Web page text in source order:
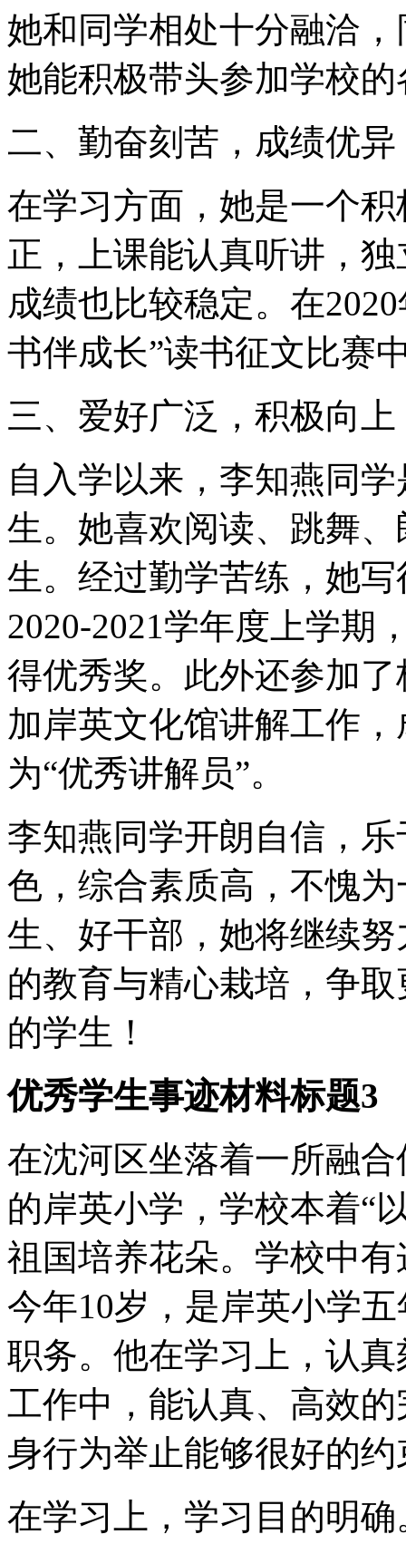
她和同学相处十分融洽
她能积极带头参加学校
二、勤奋刻苦，成绩优异
在学习方面，她是一个
正，上课能认真听讲，
成绩也比较稳定。在
书伴成长”读书征文比赛
三、爱好广泛，积极向上
自入学以来，李知燕同
生。她喜欢阅读、跳舞
生。经过勤学苦练，她
2020-2021学年度上学期
得优秀奖。此外还参加
加岸英文化馆讲解工作
为“优秀讲解员”。
李知燕同学开朗自信，
色，综合素质高，不愧
生、好干部，她将继续
的教育与精心栽培，争
的学生！
优秀学生事迹材料标题3
在沈河区坐落着一所融
的岸英小学，学校本着“
祖国培养花朵。学校中
今年10岁，是岸英小学
职务。他在学习上，认
工作中，能认真、高效
身行为举止能够很好的
在学习上，学习目的明